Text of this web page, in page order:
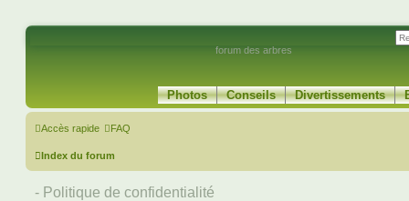
forum des arbres
Photos Conseils Divertissements
Accès rapide FAQ
Index du forum
- Politique de confidentialité